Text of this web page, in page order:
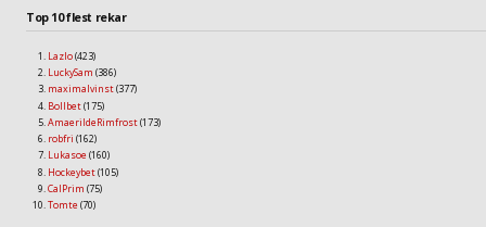
Top 10 flest rekar
Lazlo(423)
LuckySam (386)
maximalvinst(377)
Bollbet(175)
AmaerildeRimfrost(173)
robfri (162)
Lukasoe (160)
Hockeybet(105)
CalPrim (75)
Tomte (70)